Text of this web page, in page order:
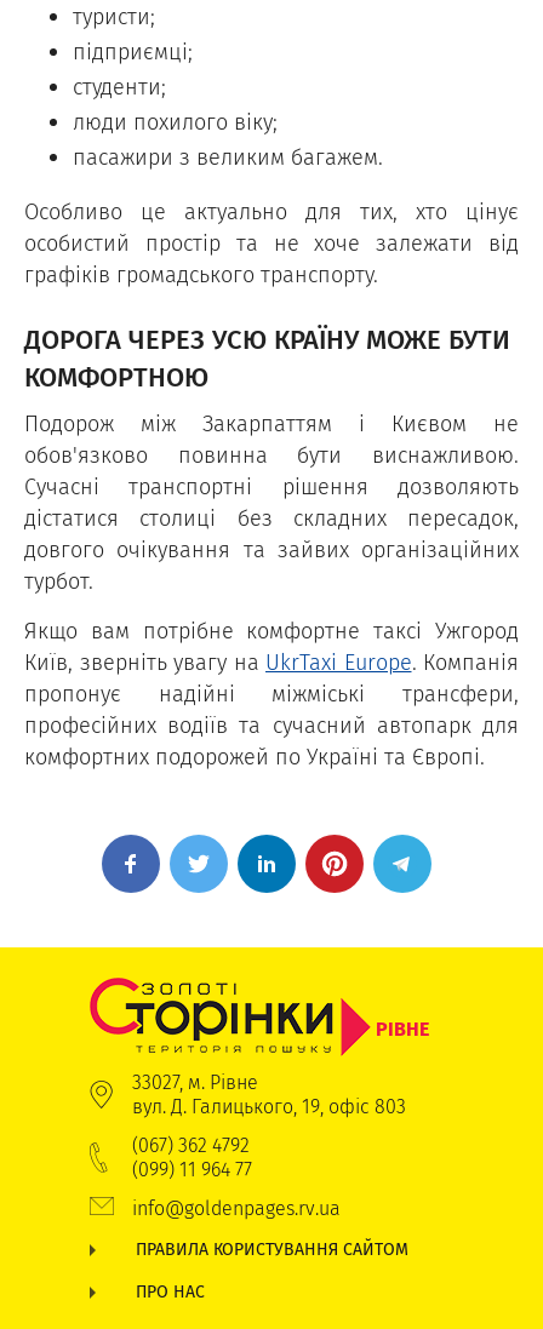
туристи;
підприємці;
студенти;
люди похилого віку;
пасажири з великим багажем.
Особливо це актуально для тих, хто цінує
особистий простір та не хоче залежати від
графіків громадського транспорту.
ДОРОГА ЧЕРЕЗ УСЮ КРАЇНУ МОЖЕ БУТИ
КОМФОРТНОЮ
Подорож між Закарпаттям і Києвом не
обов'язково повинна бути виснажливою.
Сучасні транспортні рішення дозволяють
дістатися столиці без складних пересадок,
довгого очікування та зайвих організаційних
турбот.
Якщо вам потрібне комфортне таксі Ужгород
Київ, зверніть увагу на UkrTaxi Europe. Компанія
пропонує надійні міжміські трансфери,
професійних водіїв та сучасний автопарк для
комфортних подорожей по Україні та Європі.
РІВНЕ
33027, м. Рівне
вул. Д. Галицького, 19, офіс 803
(067) 362 4792
(099) 11 964 77
info@goldenpages.rv.ua
ПРАВИЛА КОРИСТУВАННЯ САЙТОМ
ПРО НАС